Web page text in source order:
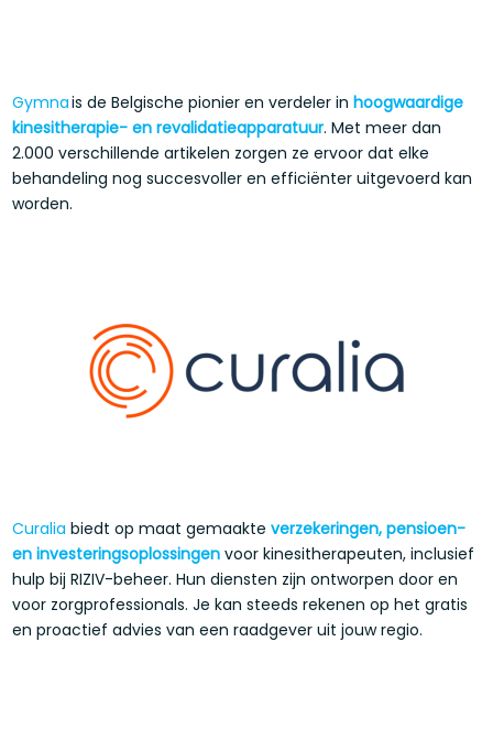
Gymnais de Belgische pionier en verdeler inhoogwaardige
kinesitherapie- en revalidatieapparatuur. Met meer dan
2.000 verschillende artikelen zorgen ze ervoor dat elke
behandeling nog succesvoller en efficiënter uitgevoerd kan
worden.
Curalia biedt op maat gemaakteverzekeringen, pensioen-
en investeringsoplossingen voor kinesitherapeuten, inclusief
hulp bij RIZIV-beheer. Hun diensten zijn ontworpen door en
voor zorgprofessionals. Je kan steeds rekenen op het gratis
en proactief advies van een raadgever uit jouw regio.